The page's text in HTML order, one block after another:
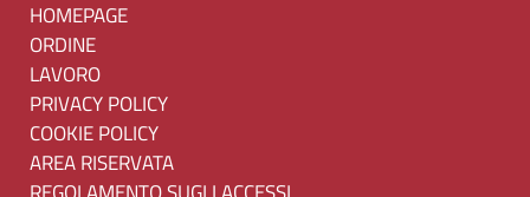
HOMEPAGE
ORDINE
LAVORO
PRIVACY POLICY
COOKIE POLICY
AREA RISERVATA